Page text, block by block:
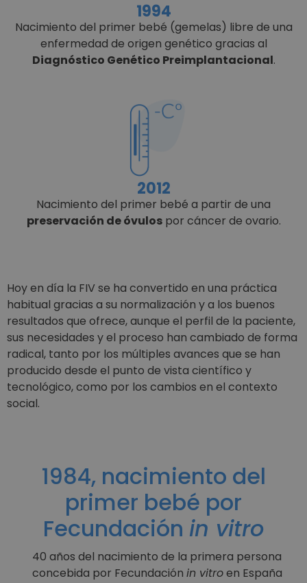
1994
Nacimiento del primer bebé (gemelas) libre de una
enfermedad de origen genético gracias al
Diagnóstico Genético Preimplantacional.
2012
Nacimiento del primer bebé a partir de una
preservación de óvulospor cáncer de ovario.
Hoy en día la FIV se ha convertido en una práctica
habitual gracias a su normalización y a los buenos
resultados que ofrece, aunque el perfil de la paciente,
sus necesidades y el proceso han cambiado de forma
radical, tanto por los múltiples avances que se han
producido desde el punto de vista científico y
tecnológico, como por los cambios en el contexto
social.
1984, nacimiento del
primer bebé por
Fecundación in vitro
40 años del nacimiento de la primera persona
concebida por Fecundación in vitroen España